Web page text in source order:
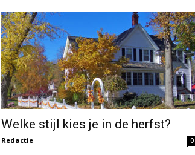
Welke stijl kies je in de herfst?
Redactie 0